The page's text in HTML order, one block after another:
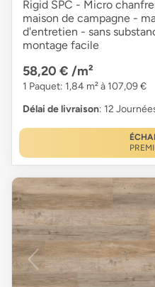
Rigid SPC - Micro
maison de campagne -
d'entretien - sans
montage facile
58,20 € /m²
1 Paquet: 1,84 m² à 107,09 €
Délai de livraison: 12